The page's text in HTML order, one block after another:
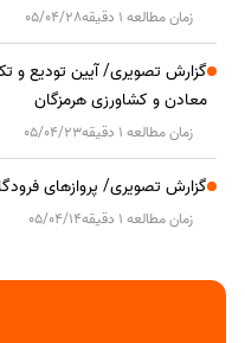
زمان مطالعه 1 دقیقه 05/04/28
گزارش تصویری/ آیین تودیع و
معادن و کشاورزی هرمزگان
زمان مطالعه 1 دقیقه 05/04/23
گزارش تصویری/ پروازهای
زمان مطالعه 1 دقیقه 05/04/14